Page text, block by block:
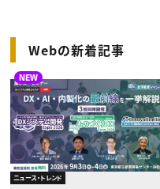
Webの新着記事
NEW
ニュース・トレンド